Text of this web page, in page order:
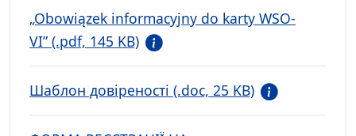
„Obowiązek informacyjny do karty WSO-
VI” (.pdf, 145 KB)
Шаблон довіреності (.doc, 25 KB)